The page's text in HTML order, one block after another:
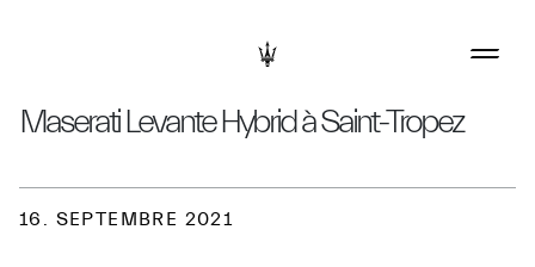
Maserati Levante Hybrid à Saint-Tropez
16. SEPTEMBRE 2021